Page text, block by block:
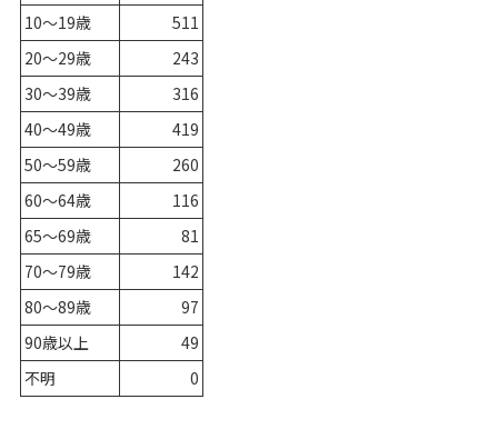
10～19歳
511
20～29歳
243
30～39歳
316
40～49歳
419
50～59歳
260
60～64歳
116
65～69歳
81
70～79歳
142
80～89歳
97
90歳以上
49
不明
0